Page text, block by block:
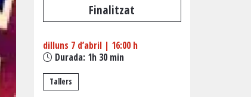
Finalitzat
dilluns 7 d’abril| 16:00 h
Durada: 1h 30 min
Tallers